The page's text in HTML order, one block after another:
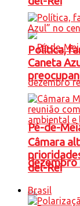
Pé-de-
dezembro
Política,
Caneta
Câmara
del-Rei
Brasil